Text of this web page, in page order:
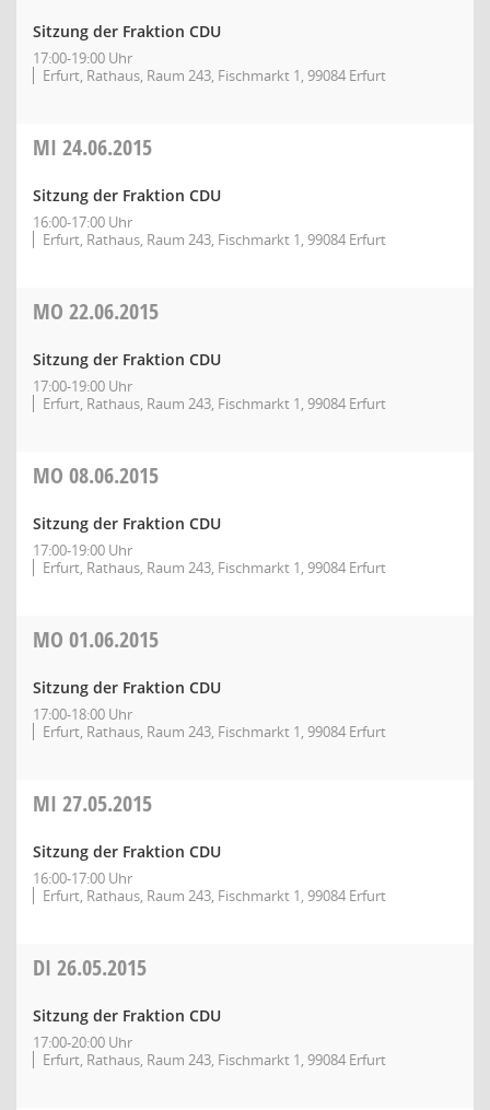
Sitzung der Fraktion CDU
17:00-19:00 Uhr
Erfurt, Rathaus, Raum 243, Fischmarkt 1, 99084 Erfurt
MI 24.06.2015
Sitzung der Fraktion CDU
16:00-17:00 Uhr
Erfurt, Rathaus, Raum 243, Fischmarkt 1, 99084 Erfurt
MO 22.06.2015
Sitzung der Fraktion CDU
17:00-19:00 Uhr
Erfurt, Rathaus, Raum 243, Fischmarkt 1, 99084 Erfurt
MO 08.06.2015
Sitzung der Fraktion CDU
17:00-19:00 Uhr
Erfurt, Rathaus, Raum 243, Fischmarkt 1, 99084 Erfurt
MO 01.06.2015
Sitzung der Fraktion CDU
17:00-18:00 Uhr
Erfurt, Rathaus, Raum 243, Fischmarkt 1, 99084 Erfurt
MI 27.05.2015
Sitzung der Fraktion CDU
16:00-17:00 Uhr
Erfurt, Rathaus, Raum 243, Fischmarkt 1, 99084 Erfurt
DI 26.05.2015
Sitzung der Fraktion CDU
17:00-20:00 Uhr
Erfurt, Rathaus, Raum 243, Fischmarkt 1, 99084 Erfurt